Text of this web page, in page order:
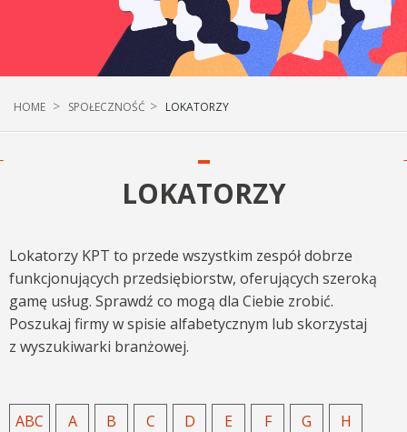
HOME SPOŁECZNOŚĆ LOKATORZY
LOKATORZY
Lokatorzy KPT to przede wszystkim zespół dobrze
funkcjonujących przedsiębiorstw, oferujących szeroką
gamę usług. Sprawdź co mogą dla Ciebie zrobić.
Poszukaj firmy w spisie alfabetycznym lub skorzystaj
z wyszukiwarki branżowej.
ABC A B C D E F G H